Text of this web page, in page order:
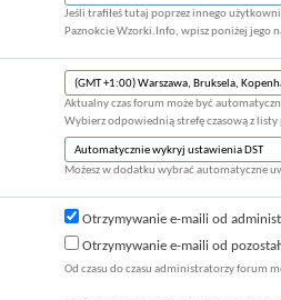
Jeśli trafiłeś tutaj poprzez innego
Paznokcie Wzorki.Info, wpisz poniżej jego
Aktualny czas forum może być
Wybierz odpowiednią strefę czasową z listy
Możesz w dodatku wybrać automatyczne
Otrzymywanie e-maili od
Otrzymywanie e-maili od
Od czasu do czasu administratorzy forum